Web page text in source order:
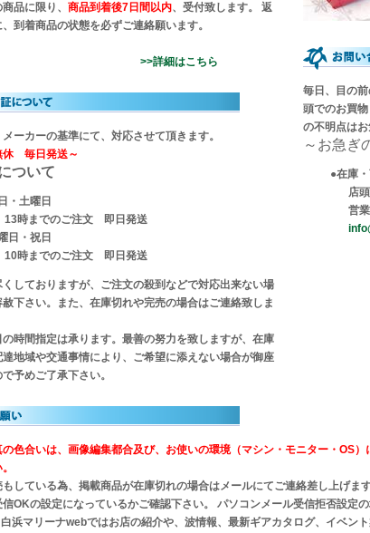
品に限り、 商品到着後7日間以内、受付致します。 返
到着商品の状態を必ずご連絡願います。
>>詳細はこちら
ーカーの基準にて、対応させて頂きます。
休 毎日発送～
ついて
・土曜日
13時までのご注文 即日発送
日・祝日
10時までのご注文 即日発送
くしておりますが、ご注文の殺到などで対応出来ない場
下さい。また、在庫切れや完売の場合はご連絡致しま
時間指定は承ります。最善の努力を致しますが、在庫
達地域や交通事情により、ご希望に添えない場合が御座
予めご了承下さい。
毎日、目の
頭でのお買
の不明点は
～お急ぎ
●在庫
店
営
色合いは、画像編集都合及び、お使いの環境（マシン・モニター・OS
もしている為、掲載商品が在庫切れの場合はメールにてご連絡差し上げま
信OKの設定になっているかご確認下さい。 パソコンメール受信拒否設定
白浜マリーナwebではお店の紹介や、波情報、最新ギアカタログ、イベン